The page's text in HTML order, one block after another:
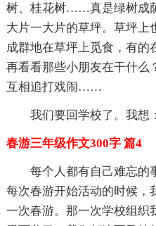
树、桂花树……真是绿树成
大片一大片的草坪。草坪上
成群地在草坪上觅食，有的
再看看那些小朋友在干什么
互相追打戏闹……
我们要回学校了。我想
春游三年级作文300字 篇4
每个人都有自己难忘的
每次春游开始活动的时候，
一次春游。那一次学校组织